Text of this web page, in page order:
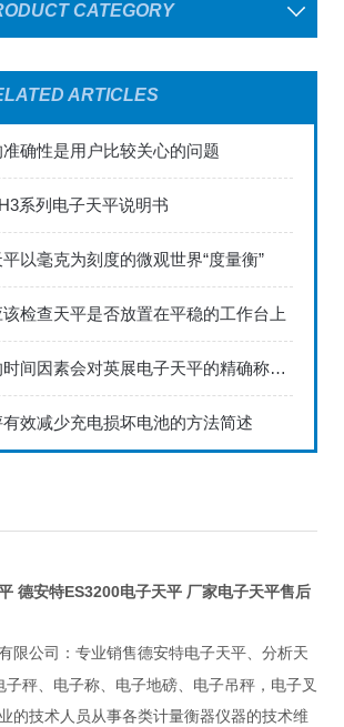
CATEGORY
ARTICLES
确性是用户比较关心的问题
系列电子天平说明书
以毫克为刻度的微观世界“度量衡”
检查天平是否放置在平稳的工作台上
几个方面的时间因素会对英展电子天平的精确称量造成影响
效减少充电损坏电池的方法简述
德安特ES3200电子天平 厂家电子天平售后
限公司：专业销售德安特电子天平、分析天
子秤、电子称、电子地磅、电子吊秤，电子叉
的技术人员从事各类计量衡器仪器的技术维